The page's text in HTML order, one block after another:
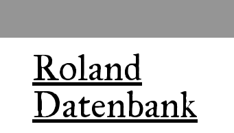
Roland
Datenbank